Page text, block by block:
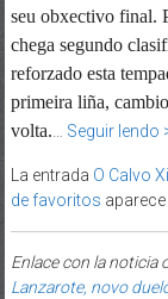
seu obxectivo final.
chega segundo
reforzado esta
primeira liña,
volta.… Seguir lendo
La entrada O Calvo
de favoritos
Enlace con la noticia
Lanzarote, novo